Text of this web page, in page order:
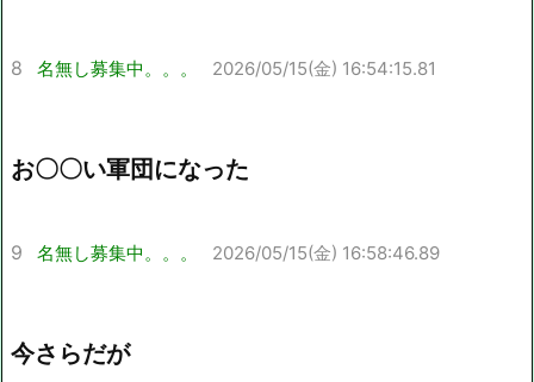
8 名無し募集中。。。 2026/05/15(金) 16:54:15.81
お〇〇い軍団になった
9 名無し募集中。。。 2026/05/15(金) 16:58:46.89
今さらだが